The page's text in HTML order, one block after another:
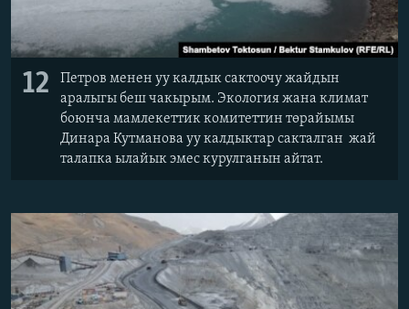
12
Петров менен уу калдык сактоочу жайдын
аралыгы беш чакырым. Экология жана климат
боюнча мамлекеттик комитеттин төрайымы
Динара Кутманова уу калдыктар сакталган жай
талапка ылайык эмес курулганын айтат.